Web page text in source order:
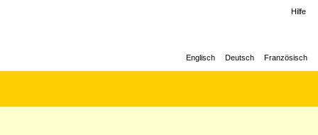
Hilfe
Englisch Deutsch Französisch